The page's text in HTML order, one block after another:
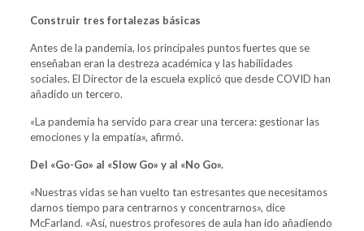
Construir tres fortalezas básicas
Antes de la pandemia, los principales puntos fuertes que se
enseñaban eran la destreza académica y las habilidades
sociales. El Director de la escuela explicó que desde COVID han
añadido un tercero.
«La pandemia ha servido para crear una tercera: gestionar las
emociones y la empatía», afirmó.
Del «Go-Go» al «Slow Go» y al «No Go».
«Nuestras vidas se han vuelto tan estresantes que necesitamos
darnos tiempo para centrarnos y concentrarnos», dice
McFarland. «Así, nuestros profesores de aula han ido añadiendo